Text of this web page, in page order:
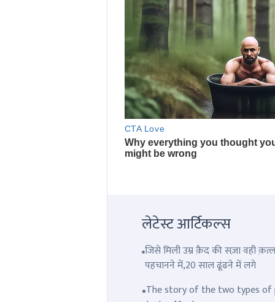
लेटेस्ट आर्टिकल्स
जिसे मिली उम्र क़ैद की सज़ा वही
पहचानने में,20 साल ढूंढने में लगे
The story of the two types of